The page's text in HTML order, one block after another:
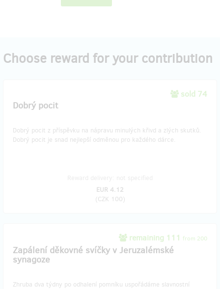
Choose reward for your contribution
sold 74
Dobrý pocit
Dobrý pocit z příspěvku na nápravu minulých křivd a zlých skutků.
Dobrý pocit je snad nejlepší odměnou pro každého dárce.
EUR 4.12
(CZK 100)
remaining 111 from 200
Zapálení děkovné svíčky v Jeruzalémské
synagoze
Zhruba dva týdny po odhalení pomníku uspořádáme slavnostní